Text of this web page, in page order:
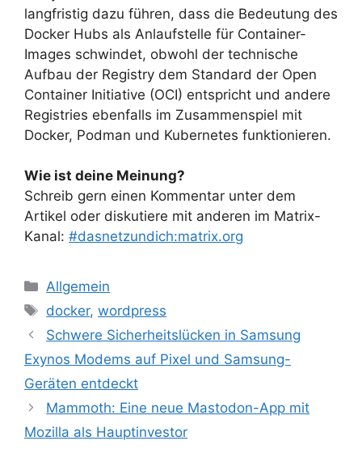
langfristig dazu führen, dass die Bedeutung des
Docker Hubs als Anlaufstelle für Container-
Images schwindet, obwohl der technische
Aufbau der Registry dem Standard der Open
Container Initiative (OCI) entspricht und andere
Registries ebenfalls im Zusammenspiel mit
Docker, Podman und Kubernetes funktionieren.
Wie ist deine Meinung?
Schreib gern einen Kommentar unter dem
Artikel oder diskutiere mit anderen im Matrix-
Kanal: #dasnetzundich:matrix.org
Kategorien
Allgemein
Schlagwörter
docker,wordpress
Schwere Sicherheitslücken in Samsung
Exynos Modems auf Pixel und Samsung-
Geräten entdeckt
Mammoth: Eine neue Mastodon-App mit
Mozilla als Hauptinvestor